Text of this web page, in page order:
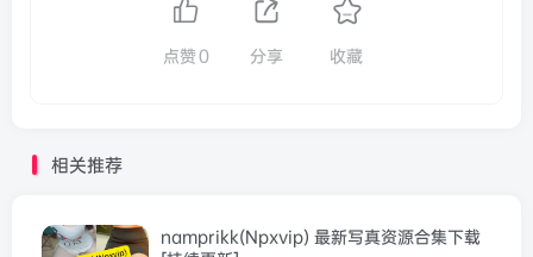
点赞0 分享 收藏
相关推荐
namprikk(Npxvip) 最新写真资源合集下载